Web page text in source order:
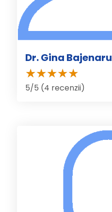
Dr. Gina Bajenaru
5/5 (4 recenzii)